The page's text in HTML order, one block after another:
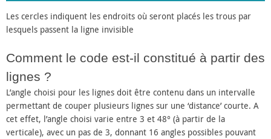
Les cercles indiquent les endroits où seront placés les trous par
lesquels passent la ligne invisible
Comment le code est-il constitué à partir des
lignes ?
L’angle choisi pour les lignes doit être contenu dans un intervalle
permettant de couper plusieurs lignes sur une ‘distance’ courte. A
cet effet, l’angle choisi varie entre 3 et 48° (à partir de la
verticale), avec un pas de 3, donnant 16 angles possibles pouvant